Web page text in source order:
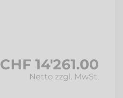
CHF 14'261.00
Netto zzgl. MwSt.